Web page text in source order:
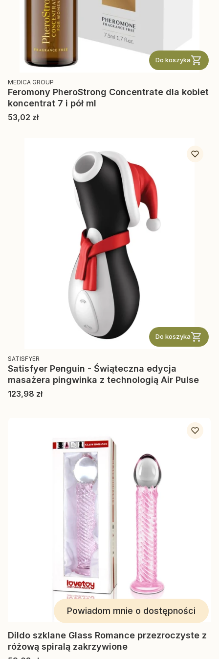
Do koszyka
PRODUCENT
MEDICA GROUP
Feromony PheroStrong Concentrate dla kobiet
koncentrat 7 i pół ml
Cena
53,02 zł
Do koszyka
PRODUCENT
SATISFYER
Satisfyer Penguin - Świąteczna edycja
masażera pingwinka z technologią Air Pulse
Cena
123,98 zł
Powiadom mnie o dostępności
Dildo szklane Glass Romance przezroczyste z
różową spiralą zakrzywione